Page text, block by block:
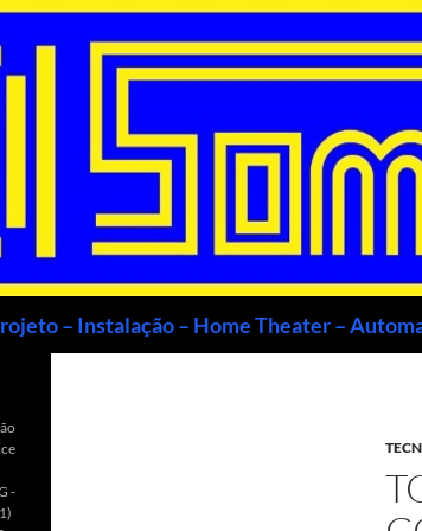
– Instalação – Home Theater –
-